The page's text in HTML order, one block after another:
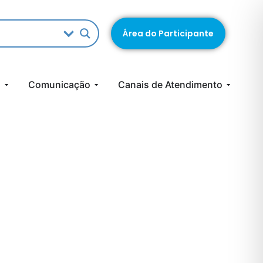
Área do Participante
Comunicação Canais de Atendimento